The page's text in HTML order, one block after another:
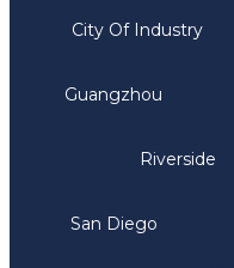
City Of Industry
Guangzhou
Riverside
San Diego